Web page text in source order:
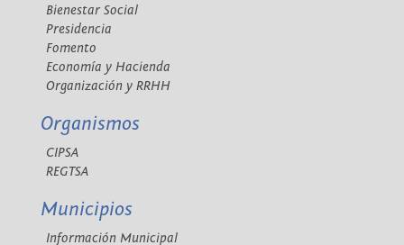
Bienestar Social
Presidencia
Fomento
Economía y Hacienda
Organización y RRHH
Organismos
CIPSA
REGTSA
Municipios
Información Municipal